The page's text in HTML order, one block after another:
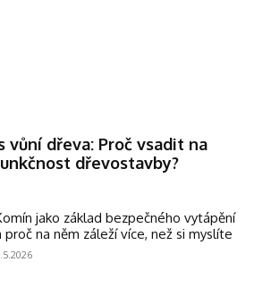
vůní dřeva: Proč vsadit na
dřevostavby?
jako základ bezpečného vytápění
proč na něm záleží více, než si myslíte